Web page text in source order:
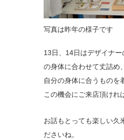
写真は昨年の様子です
13日、14日はデザイナ
の身体に合わせて丈詰め
自分の身体に合うものを
この機会にご来店頂けれ
お話もとっても楽しい久
ださいね。